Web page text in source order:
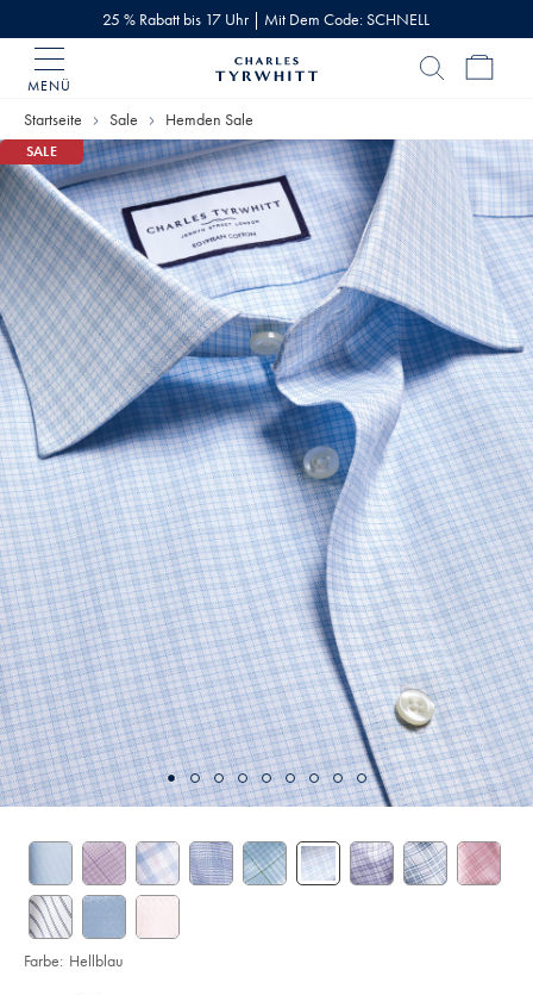
25 % Rabatt bis 17 Uhr | Mit Dem Code: SCHNELL
MENÜ
Home
Startseite Sale Hemden Sale
SALE
Farbe: Hellblau